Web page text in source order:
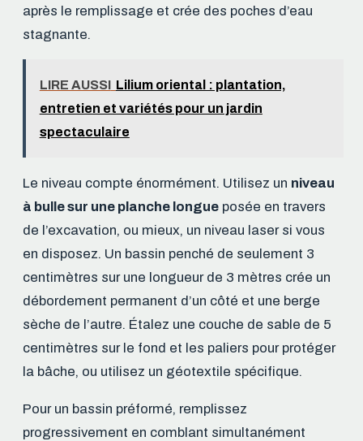
après le remplissage et crée des poches d’eau
stagnante.
LIRE AUSSI Lilium oriental : plantation,
entretien et variétés pour un jardin
spectaculaire
Le niveau compte énormément. Utilisez un niveau
à bulle sur une planche longue posée en travers
de l’excavation, ou mieux, un niveau laser si vous
en disposez. Un bassin penché de seulement 3
centimètres sur une longueur de 3 mètres crée un
débordement permanent d’un côté et une berge
sèche de l’autre. Étalez une couche de sable de 5
centimètres sur le fond et les paliers pour protéger
la bâche, ou utilisez un géotextile spécifique.
Pour un bassin préformé, remplissez
progressivement en comblant simultanément